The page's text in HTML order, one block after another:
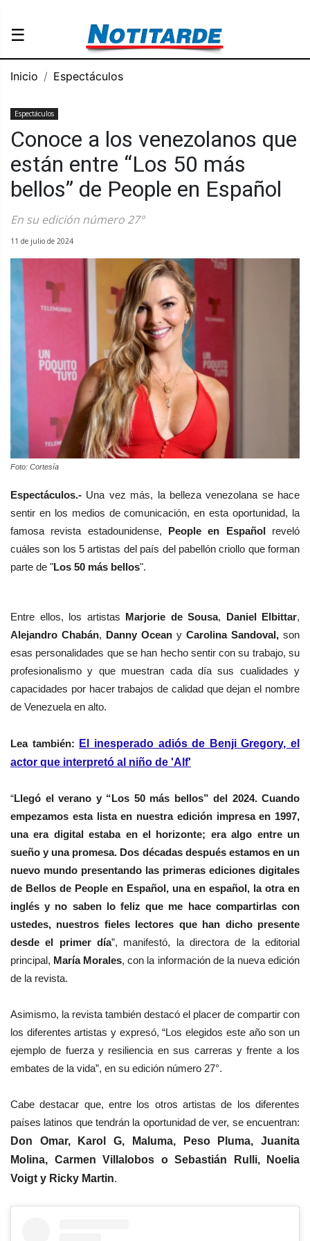
☰
Inicio Espectáculos
Espectáculos
Conoce a los venezolanos que
están entre “Los 50 más
bellos” de People en Español
En su edición número 27°
11 de julio de 2024
Foto: Cortesía
Espectáculos.- Una vez más, la belleza venezolana se hace
sentir en los medios de comunicación, en esta oportunidad, la
famosa revista estadounidense, People en Español reveló
cuáles son los 5 artistas del país del pabellón criollo que forman
parte de "Los 50 más bellos".
Entre ellos, los artistas Marjorie de Sousa, Daniel Elbittar,
Alejandro Chabán, Danny Ocean y Carolina Sandoval, son
esas personalidades que se han hecho sentir con su trabajo, su
profesionalismo y que muestran cada día sus cualidades y
capacidades por hacer trabajos de calidad que dejan el nombre
de Venezuela en alto.
Lea también: El inesperado adiós de Benji Gregory, el
actor que interpretó al niño de 'Alf'
“Llegó el verano y “Los 50 más bellos” del 2024. Cuando
empezamos esta lista en nuestra edición impresa en 1997,
una era digital estaba en el horizonte; era algo entre un
sueño y una promesa. Dos décadas después estamos en un
nuevo mundo presentando las primeras ediciones digitales
de Bellos de People en Español, una en español, la otra en
inglés y no saben lo feliz que me hace compartirlas con
ustedes, nuestros fieles lectores que han dicho presente
desde el primer día”, manifestó, la directora de la editorial
principal, María Morales, con la información de la nueva edición
de la revista.
Asimismo, la revista también destacó el placer de compartir con
los diferentes artistas y expresó, “Los elegidos este año son un
ejemplo de fuerza y resiliencia en sus carreras y frente a los
embates de la vida”, en su edición número 27°.
Cabe destacar que, entre los otros artistas de los diferentes
países latinos que tendrán la oportunidad de ver, se encuentran:
Don Omar, Karol G, Maluma, Peso Pluma, Juanita
Molina, Carmen Villalobos o Sebastián Rulli, Noelia
Voigt y Ricky Martin.